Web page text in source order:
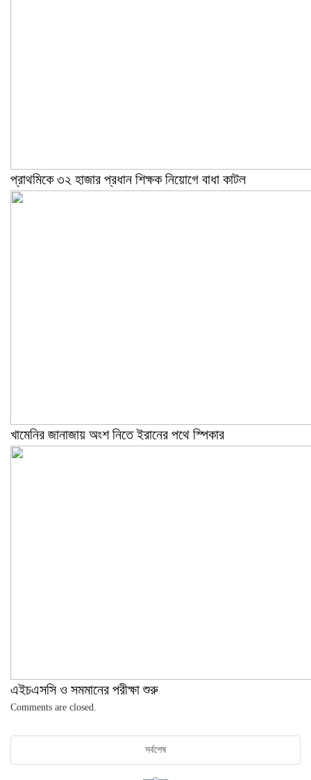
প্রাথমিকে ৩২ হাজার প্রধান শিক্ষক নিয়োগে বাধা কাটল
খামেনির জানাজায় অংশ নিতে ইরানের পথে স্পিকার
এইচএসসি ও সমমানের পরীক্ষা শুরু
Comments are closed.
সর্বশেষ